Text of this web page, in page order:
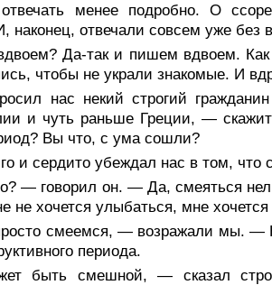
менее подробно. О
наконец, отвечали совсем уже без
Да-так и пишем вдвоем. Как
чтобы не украли знакомые. И
нас некий строгий
и чуть раньше Греции, —
Вы что, с ума сошли?
и сердито убеждал нас в том, что
— говорил он. — Да, смеяться
не хочется улыбаться, мне
смеемся, — возражали мы. —
периода.
быть смешной, — сказал